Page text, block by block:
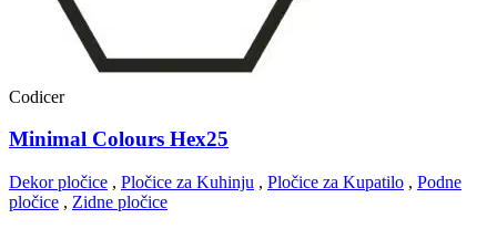
Codicer
Minimal Colours Hex25
Dekor pločice , Pločice za Kuhinju , Pločice za Kupatilo , Podne
pločice , Zidne pločice